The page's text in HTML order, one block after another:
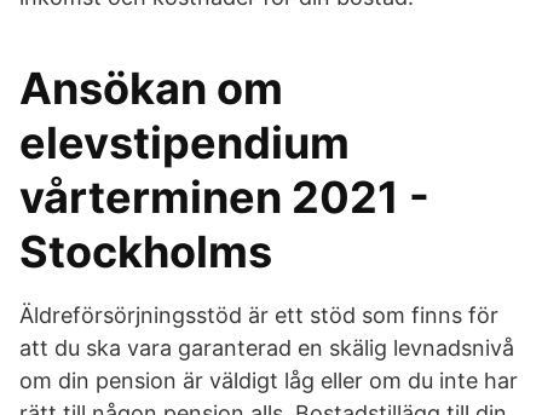
Ansökan om
elevstipendium
vårterminen 2021 -
Stockholms
Äldreförsörjningsstöd är ett stöd som finns för
att du ska vara garanterad en skälig levnadsnivå
om din pension är väldigt låg eller om du inte har